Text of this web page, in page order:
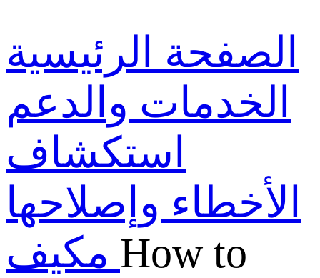
الصفحة الرئيسية
الخدمات والدعم
استكشاف
الأخطاء وإصلاحها
How to